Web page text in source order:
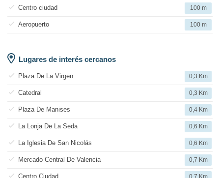
Centro ciudad 100 m
Aeropuerto 100 m
Lugares de interés cercanos
Plaza De La Virgen 0,3 Km
Catedral 0,3 Km
Plaza De Manises 0,4 Km
La Lonja De La Seda 0,6 Km
La Iglesia De San Nicolás 0,6 Km
Mercado Central De Valencia 0,7 Km
Centro Ciudad 0,7 Km